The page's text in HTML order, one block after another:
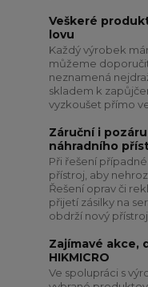
Veškeré
lovu
Každý výrobek
můžeme
neznamená
skladem k
vyzkoušet přímo
Záruční i
náhradního
Při řešení
přístroj, aby
Řešení oprav či
přijetí zásilky na
obdrží nový přístroj
Zajímavé akce,
HIKMICRO
Ve spolupráci s